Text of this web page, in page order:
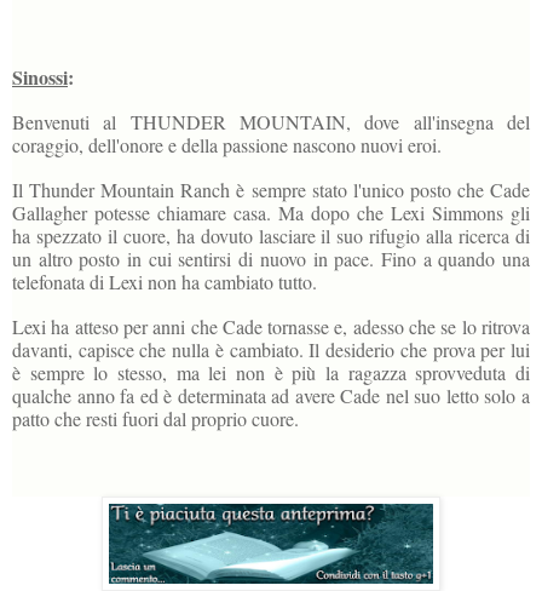
Sinossi:
Benvenuti al THUNDER MOUNTAIN, dove all'insegna del
coraggio, dell'onore e della passione nascono nuovi eroi.
Il Thunder Mountain Ranch è sempre stato l'unico posto che Cade
Gallagher potesse chiamare casa. Ma dopo che Lexi Simmons gli
ha spezzato il cuore, ha dovuto lasciare il suo rifugio alla ricerca di
un altro posto in cui sentirsi di nuovo in pace. Fino a quando una
telefonata di Lexi non ha cambiato tutto.
Lexi ha atteso per anni che Cade tornasse e, adesso che se lo ritrova
davanti, capisce che nulla è cambiato. Il desiderio che prova per lui
è sempre lo stesso, ma lei non è più la ragazza sprovveduta di
qualche anno fa ed è determinata ad avere Cade nel suo letto solo a
patto che resti fuori dal proprio cuore.